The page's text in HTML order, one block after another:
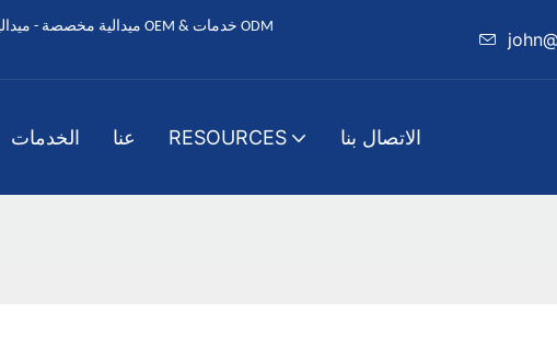
الخدمات عنا RESOURCES الاتصال بنا